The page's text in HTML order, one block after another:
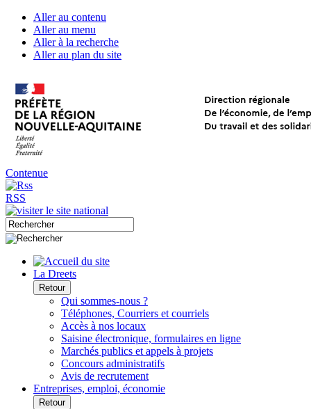
Aller au contenu
Aller au menu
Aller à la recherche
Aller au plan du site
Contenue
RSS
La Dreets
Retour
Qui sommes-nous ?
Téléphones, Courriers et courriels
Accès à nos locaux
Saisine électronique, formulaires en ligne
Marchés publics et appels à projets
Concours administratifs
Avis de recrutement
Entreprises, emploi, économie
Retour